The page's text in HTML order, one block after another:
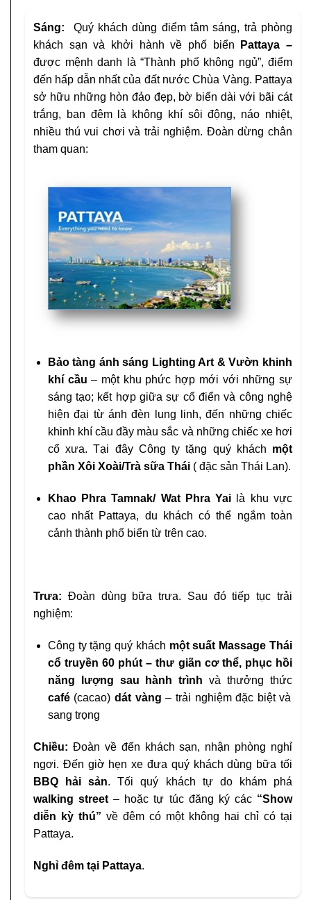
Sáng: Quý khách dùng điểm tâm sáng, trả phòng
khách sạn và khởi hành về phố biển
Pattaya –
được mệnh danh là “Thành phố không ngủ”, điểm
đến hấp dẫn nhất của đất nước Chùa Vàng. Pattaya
sở hữu những hòn đảo đẹp, bờ biển dài với bãi cát
trắng, ban đêm là không khí sôi động, náo nhiệt,
nhiều thú vui chơi và trải nghiệm. Đoàn dừng chân
tham quan:
Bảo tàng ánh sáng Lighting Art & Vườn khinh
khí cầu – một khu phức hợp mới với những sự
sáng tạo; kết hợp giữa sự cổ điển và công nghệ
hiện đại từ ánh đèn lung linh, đến những chiếc
khinh khí cầu đầy màu sắc và những chiếc xe hơi
cổ xưa. Tại đây Công ty tặng quý khách một
phần Xôi Xoài/Trà sữa Thái( đặc sản Thái Lan).
Khao Phra Tamnak/ Wat Phra Yai
là khu vực
cao nhất Pattaya, du khách có thể ngắm toàn
cảnh thành phố biển từ trên cao.
Trưa: Đoàn dùng bữa trưa. Sau đó tiếp tục trải
nghiệm:
Công ty tặng quý khách một suất Massage Thái
cổ truyền 60 phút – thư giãn cơ thể, phục hồi
năng lượng sau hành trình và thưởng thức
café (cacao) dát vàng – trải nghiệm đặc biệt và
sang trọng
Chiều: Đoàn về đến khách sạn, nhận phòng nghỉ
ngơi. Đến giờ hẹn xe đưa quý khách dùng bữa tối
BBQ hải sản. Tối quý khách tự do khám phá
walking street – hoặc tự túc đăng ký các “Show
diễn kỳ thú” về đêm có một không hai chỉ có tại
Pattaya.
Nghỉ đêm tại Pattaya.